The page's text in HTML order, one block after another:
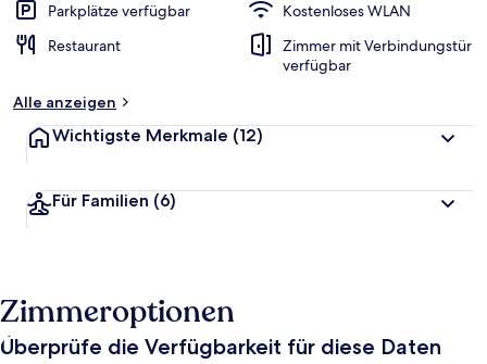
Parkplätze verfügbar
Kostenloses WLAN
Restaurant
Zimmer mit Verbindungstür
verfügbar
Alle anzeigen
Wichtigste Merkmale (12)
Für Familien (6)
Zimmeroptionen
Überprüfe die Verfügbarkeit für diese Daten